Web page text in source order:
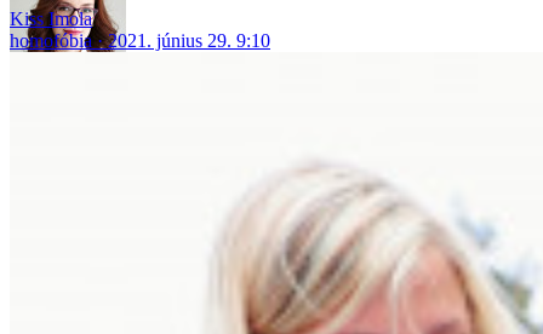
Kiss Imola
homofóbia
2021. június 29. 9:10